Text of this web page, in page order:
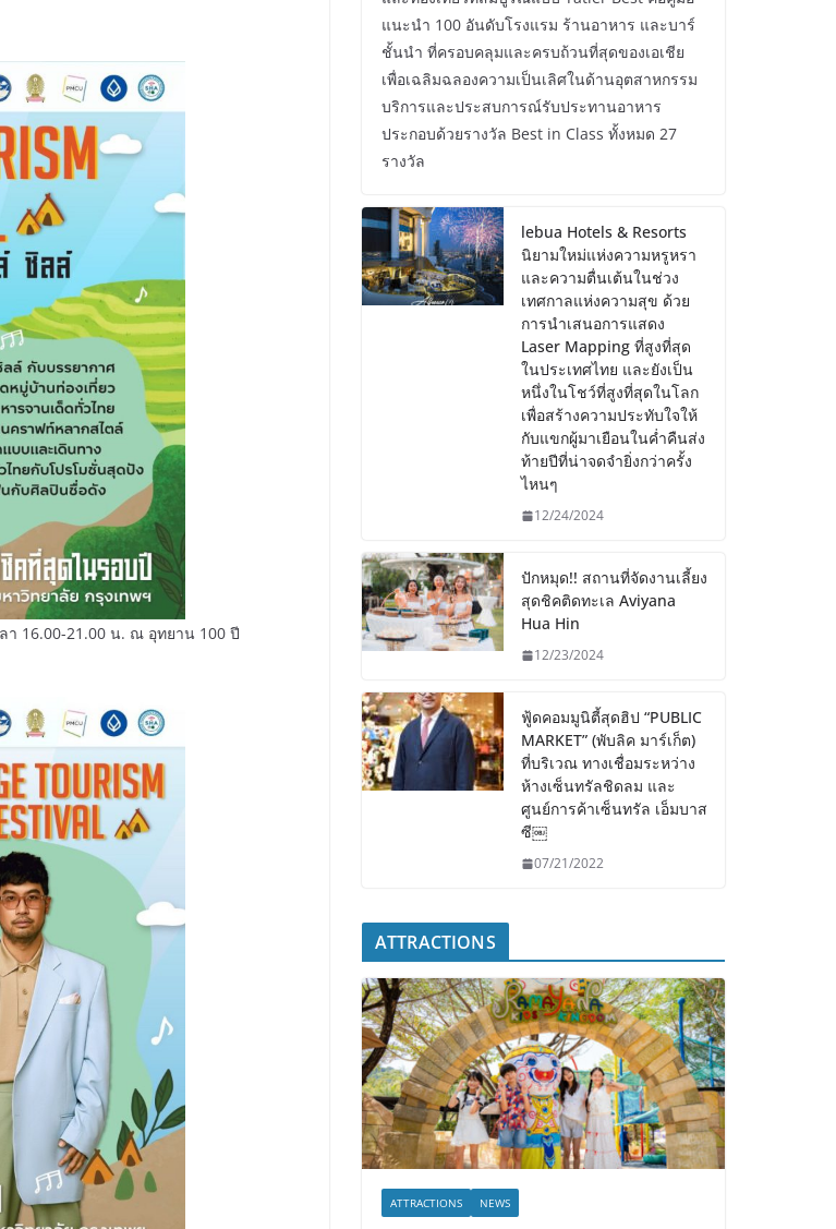
า 16.00-21.00 น. ณ อุทยาน 100 ปี
แนะนำ 100 อันดับโรงแรม ร้านอาหาร และบาร์
ชั้นนำ ที่ครอบคลุมและครบถ้วนที่สุดของเอเชีย
เพื่อเฉลิมฉลองความเป็นเลิศในด้านอุตสาหกรรม
บริการและประสบการณ์รับประทานอาหาร
ประกอบด้วยรางวัล Best in Class ทั้งหมด 27
รางวัล
lebua Hotels & Resorts
นิยามใหม่แห่งความหรูหรา
และความตื่นเต้นในช่วง
เทศกาลแห่งความสุข ด้วย
การนำเสนอการแสดง
Laser Mapping ที่สูงที่สุด
ในประเทศไทย และยังเป็น
หนึ่งในโชว์ที่สูงที่สุดในโลก
เพื่อสร้างความประทับใจให้
กับแขกผู้มาเยือนในค่ำคืนส่ง
ท้ายปีที่น่าจดจำยิ่งกว่าครั้ง
ไหนๆ
12/24/2024
ปักหมุด!! สถานที่จัดงานเลี้ยง
สุดชิคติดทะเล Aviyana
Hua Hin
12/23/2024
ฟู้ดคอมมูนิตี้สุดฮิป “PUBLIC
MARKET” (พับลิค มาร์เก็ต)
ที่บริเวณ ทางเชื่อมระหว่าง
ห้างเซ็นทรัลชิดลม และ
ศูนย์การค้าเซ็นทรัล เอ็มบาส
ซี￼
07/21/2022
ATTRACTIONS
ATTRACTIONS NEWS